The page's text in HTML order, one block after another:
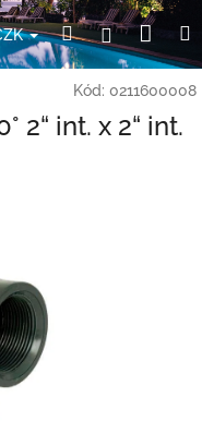
HledatPřihlášení
Kód: 0211600008
2“ int. x 2“ int.